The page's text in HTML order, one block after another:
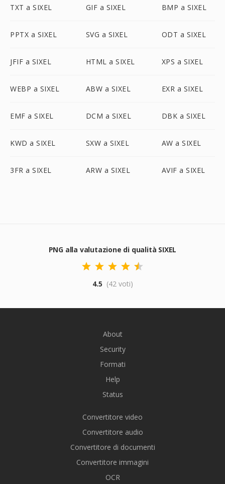
TXT a SIXEL GIF a SIXEL BMP a SIXEL
PPTX a SIXEL SVG a SIXEL ODT a SIXEL
JFIF a SIXEL HTML a SIXEL XPS a SIXEL
WEBP a SIXEL ABW a SIXEL EXR a SIXEL
EMF a SIXEL DCM a SIXEL DBK a SIXEL
KWD a SIXEL SXW a SIXEL AW a SIXEL
3FR a SIXEL ARW a SIXEL AVIF a SIXEL
PNG alla valutazione di qualità SIXEL
4.5 (42 voti)
About
Security
Formati
Help
Status
Convertitore video
Convertitore audio
Convertitore di documenti
Convertitore immagini
OCR